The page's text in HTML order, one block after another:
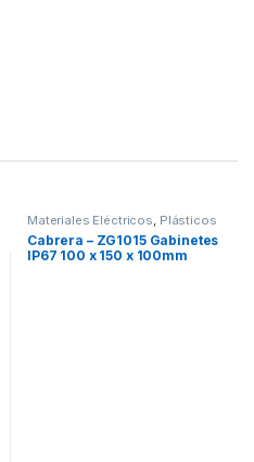
Materiales Eléctricos, Plásticos
Cabrera Seguridad, Tableros y
Gabinetes
Cabrera – ZG1015 Gabinetes
IP67 100 x 150 x 100mm